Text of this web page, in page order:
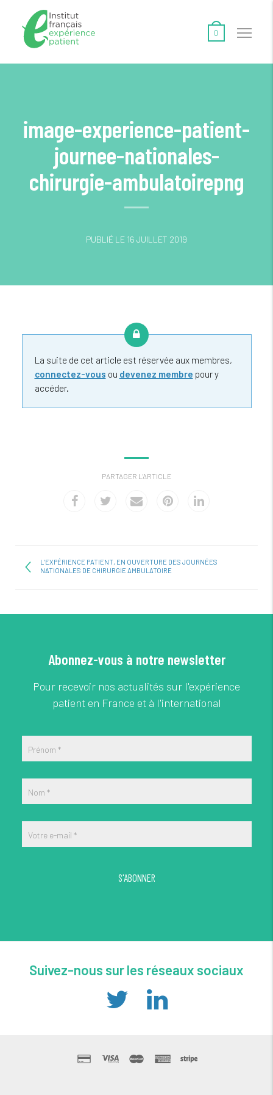
0
image-experience-patient-
journee-nationales-
chirurgie-ambulatoirepng
PUBLIÉ LE 16 JUILLET 2019
La suite de cet article est réservée aux membres,
connectez-vous ou devenez membre pour y
accéder.
PARTAGER L'ARTICLE
L’EXPÉRIENCE PATIENT, EN OUVERTURE DES JOURNÉES
NATIONALES DE CHIRURGIE AMBULATOIRE
Abonnez-vous à notre newsletter
Pour recevoir nos actualités sur l'expérience
patient en France et à l'international
Prénom *
Nom *
Votre e-mail *
S'ABONNER
Suivez-nous sur les réseaux sociaux